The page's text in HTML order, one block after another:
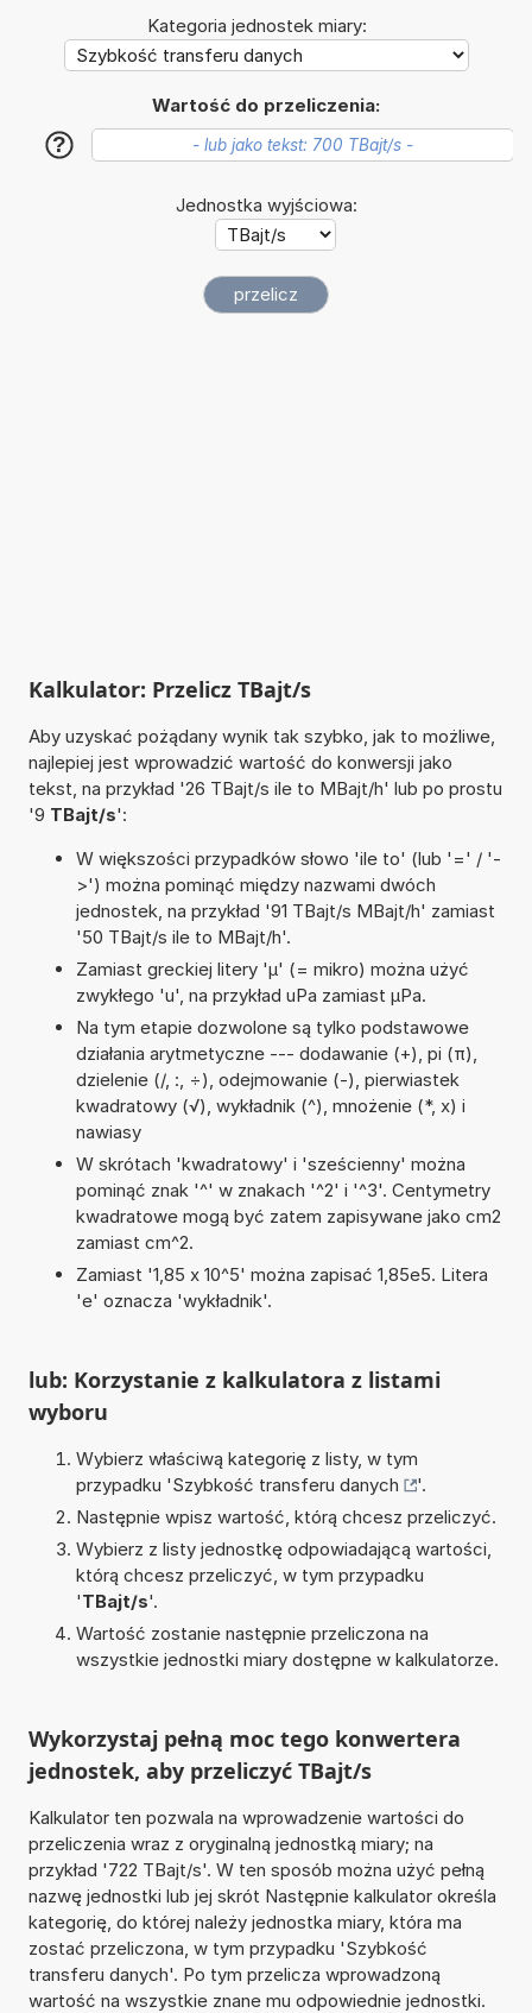
Kategoria jednostek miary:
Wartość do przeliczenia:
?
Jednostka wyjściowa:
Kalkulator: Przelicz TBajt/s
Aby uzyskać pożądany wynik tak szybko, jak to możliwe,
najlepiej jest wprowadzić wartość do konwersji jako
tekst, na przykład '26 TBajt/s ile to MBajt/h' lub po prostu
'9 TBajt/s':
W większości przypadków słowo 'ile to' (lub '=' / '-
>') można pominąć między nazwami dwóch
jednostek, na przykład '91 TBajt/s MBajt/h' zamiast
'50 TBajt/s ile to MBajt/h'.
Zamiast greckiej litery 'µ' (= mikro) można użyć
zwykłego 'u', na przykład uPa zamiast µPa.
Na tym etapie dozwolone są tylko podstawowe
działania arytmetyczne --- dodawanie (+), pi (π),
dzielenie (/, :, ÷), odejmowanie (-), pierwiastek
kwadratowy (√), wykładnik (^), mnożenie (*, x) i
nawiasy
W skrótach 'kwadratowy' i 'sześcienny' można
pominąć znak '^' w znakach '^2' i '^3'. Centymetry
kwadratowe mogą być zatem zapisywane jako cm2
zamiast cm^2.
Zamiast '1,85 x 10^5' można zapisać 1,85e5. Litera
'e' oznacza 'wykładnik'.
lub: Korzystanie z kalkulatora z listami
wyboru
Wybierz właściwą kategorię z listy, w tym
przypadku 'Szybkość transferu danych
'.
Następnie wpisz wartość, którą chcesz przeliczyć.
Wybierz z listy jednostkę odpowiadającą wartości,
którą chcesz przeliczyć, w tym przypadku
'TBajt/s'.
Wartość zostanie następnie przeliczona na
wszystkie jednostki miary dostępne w kalkulatorze.
Wykorzystaj pełną moc tego konwertera
jednostek, aby przeliczyć TBajt/s
Kalkulator ten pozwala na wprowadzenie wartości do
przeliczenia wraz z oryginalną jednostką miary; na
przykład '722 TBajt/s'. W ten sposób można użyć pełną
nazwę jednostki lub jej skrót Następnie kalkulator określa
kategorię, do której należy jednostka miary, która ma
zostać przeliczona, w tym przypadku 'Szybkość
transferu danych'. Po tym przelicza wprowadzoną
wartość na wszystkie znane mu odpowiednie jednostki.